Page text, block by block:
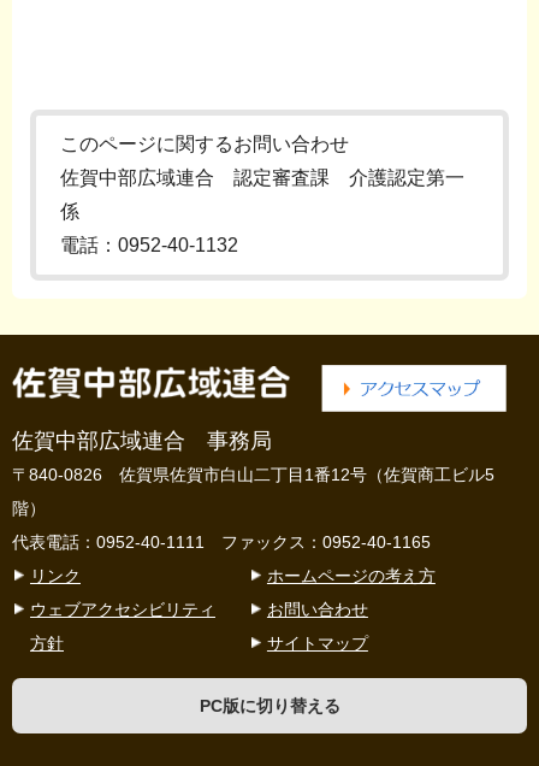
このページに関するお問い合わせ
佐賀中部広域連合 認定審査課 介護認定第一
係
電話：0952-40-1132
佐賀中部広域連合 事務局
〒840-0826 佐賀県佐賀市白山二丁目1番12号（佐賀商工ビル5
階）
代表電話：0952-40-1111 ファックス：0952-40-1165
リンク
ホームページの考え方
ウェブアクセシビリティ
方針
お問い合わせ
サイトマップ
PC版に切り替える